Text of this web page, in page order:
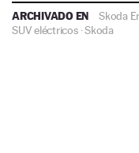
ARCHIVADO EN Skoda
SUV eléctricos·Skoda